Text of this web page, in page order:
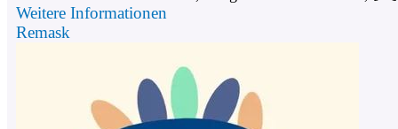
Weitere Informationen
Remask